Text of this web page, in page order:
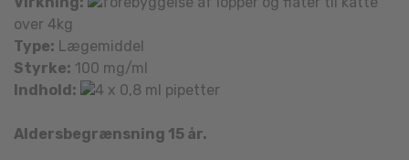
over 4kg
Type: Lægemiddel
Styrke: 100 mg/ml
Indhold:
4 x 0,8 ml pipetter
Aldersbegrænsning 15 år.